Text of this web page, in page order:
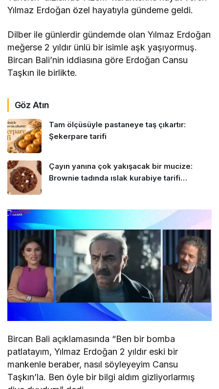
Yılmaz Erdoğan özel hayatıyla gündeme geldi.
Dilber ile günlerdir gündemde olan Yılmaz Erdoğan
meğerse 2 yıldır ünlü bir isimle aşk yaşıyormuş.
Bircan Bali’nin iddiasına göre Erdoğan Cansu
Taşkın ile birlikte.
Göz Atın
Tam ölçüsüyle pastaneye taş çıkartır:
Şekerpare tarifi
Çayın yanına çok yakışacak bir mucize:
Brownie tadında ıslak kurabiye tarifi…
Bircan Bali açıklamasında “Ben bir bomba
patlatayım, Yılmaz Erdoğan 2 yıldır eski bir
mankenle beraber, nasıl söyleyeyim Cansu
Taşkın’la. Ben öyle bir bilgi aldım gizliyorlarmış